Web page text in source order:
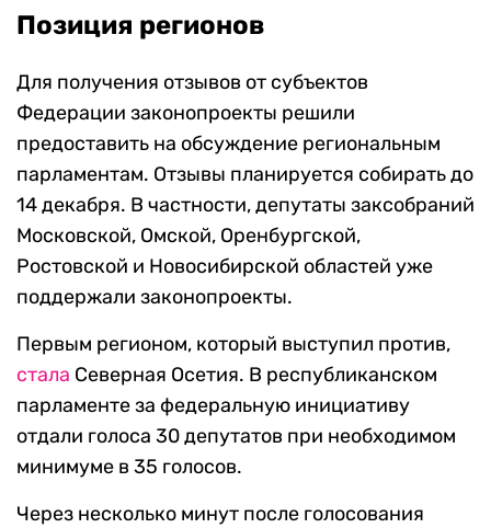
Позиция регионов
Для получения отзывов от субъектов
Федерации законопроекты решили
предоставить на обсуждение региональным
парламентам. Отзывы планируется собирать до
14 декабря. В частности, депутаты заксобраний
Московской, Омской, Оренбургской,
Ростовской и Новосибирской областей уже
поддержали законопроекты.
Первым регионом, который выступил против,
стала Северная Осетия. В республиканском
парламенте за федеральную инициативу
отдали голоса 30 депутатов при необходимом
минимуме в 35 голосов.
Через несколько минут после голосования